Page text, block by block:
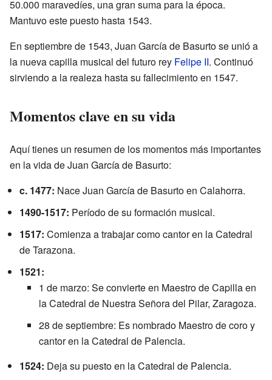
50.000 maravedíes, una gran suma para la época.
Mantuvo este puesto hasta 1543.
En septiembre de 1543, Juan García de Basurto se unió a
la nueva capilla musical del futuro rey Felipe II. Continuó
sirviendo a la realeza hasta su fallecimiento en 1547.
Momentos clave en su vida
Aquí tienes un resumen de los momentos más importantes
en la vida de Juan García de Basurto:
c. 1477: Nace Juan García de Basurto en Calahorra.
1490-1517: Período de su formación musical.
1517: Comienza a trabajar como cantor en la Catedral
de Tarazona.
1521:
1 de marzo: Se convierte en Maestro de Capilla en
la Catedral de Nuestra Señora del Pilar, Zaragoza.
28 de septiembre: Es nombrado Maestro de coro y
cantor en la Catedral de Palencia.
1524: Deja su puesto en la Catedral de Palencia.